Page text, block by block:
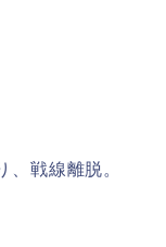
、戦線離脱。